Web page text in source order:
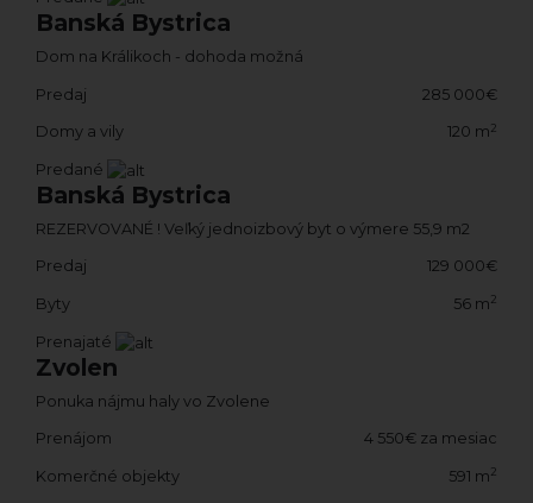
Banská Bystrica
Dom na Králikoch - dohoda možná
Predaj 285 000€
Domy a vily 120 m2
Predané
Banská Bystrica
REZERVOVANÉ ! Veľký jednoizbový byt o výmere 55,9 m2
Predaj 129 000€
Byty 56 m2
Prenajaté
Zvolen
Ponuka nájmu haly vo Zvolene
Prenájom 4 550€ za mesiac
Komerčné objekty 591 m2